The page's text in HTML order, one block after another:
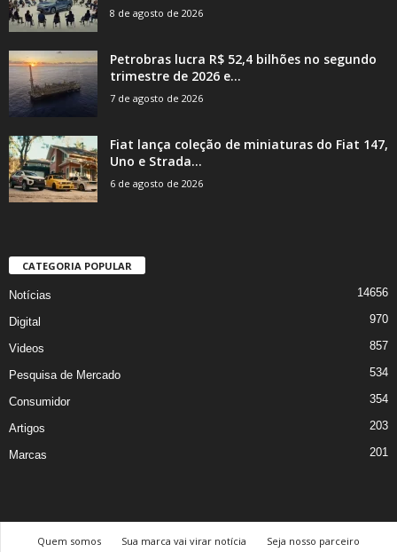
8 de agosto de 2026
Petrobras lucra R$ 52,4 bilhões no segundo
trimestre de 2026 e...
7 de agosto de 2026
Fiat lança coleção de miniaturas do Fiat 147,
Uno e Strada...
6 de agosto de 2026
CATEGORIA POPULAR
Notícias 14656
Digital 970
Videos 857
Pesquisa de Mercado 534
Consumidor 354
Artigos 203
Marcas 201
Quem somos Sua marca vai virar notícia Seja nosso parceiro